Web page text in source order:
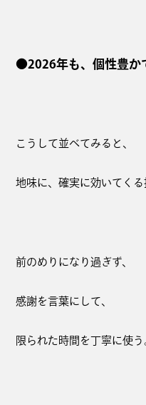
●2026年も、個性豊か
こうして並べてみると、
地味に、確実に効いてくる
前のめりになり過ぎず、
感謝を言葉にして、
限られた時間を丁寧に使う